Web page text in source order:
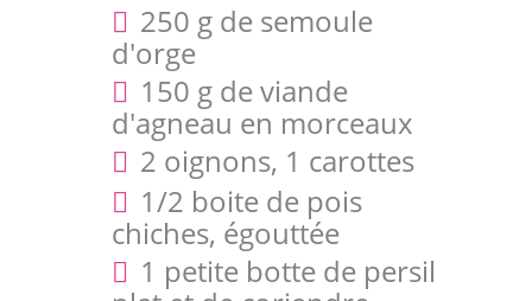
250 g de semoule
d'orge
150 g de viande
d'agneau en morceaux
2 oignons, 1 carottes
1/2 boite de pois
chiches, égouttée
1 petite botte de persil